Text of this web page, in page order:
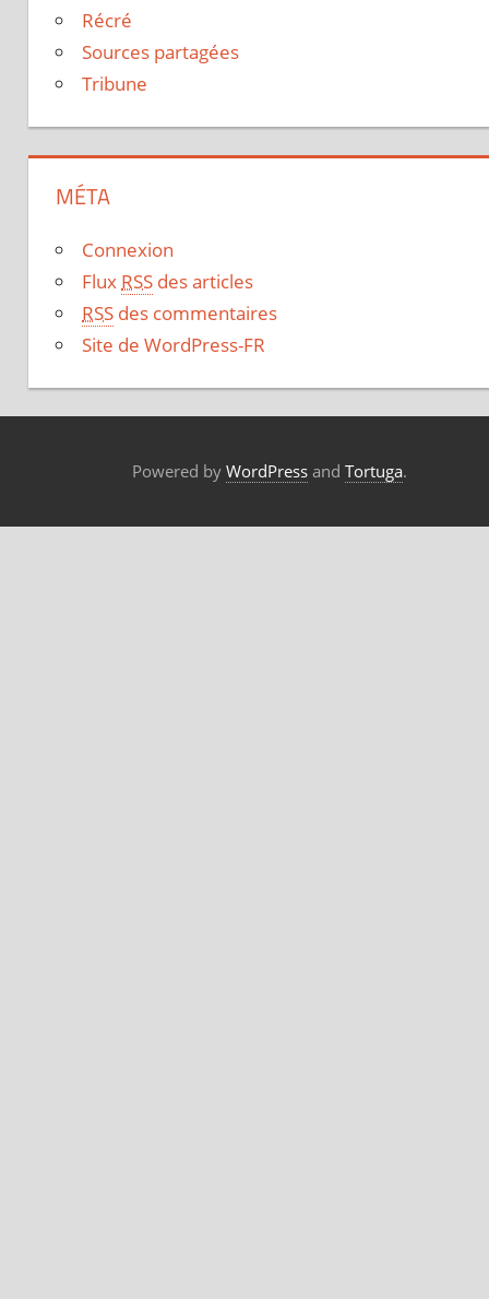
Récré
Sources partagées
Tribune
MÉTA
Connexion
Flux RSS des articles
RSS des commentaires
Site de WordPress-FR
Powered by WordPressand Tortuga.